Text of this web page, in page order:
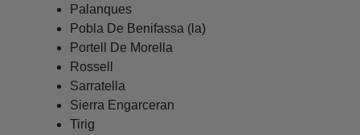
Palanques
Pobla De Benifassa (la)
Portell De Morella
Rossell
Sarratella
Sierra Engarceran
Tirig